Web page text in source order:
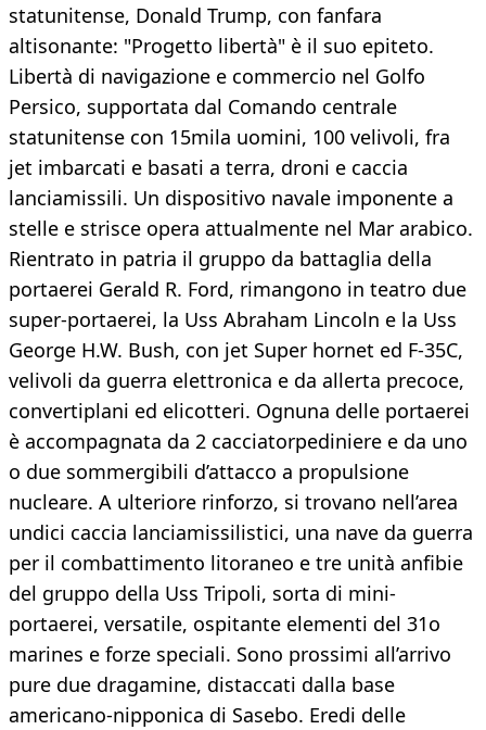
statunitense, Donald Trump, con fanfara
altisonante: "Progetto libertà" è il suo epiteto.
Libertà di navigazione e commercio nel Golfo
Persico, supportata dal Comando centrale
statunitense con 15mila uomini, 100 velivoli, fra
jet imbarcati e basati a terra, droni e caccia
lanciamissili. Un dispositivo navale imponente a
stelle e strisce opera attualmente nel Mar arabico.
Rientrato in patria il gruppo da battaglia della
portaerei Gerald R. Ford, rimangono in teatro due
super-portaerei, la Uss Abraham Lincoln e la Uss
George H.W. Bush, con jet Super hornet ed F-35C,
velivoli da guerra elettronica e da allerta precoce,
convertiplani ed elicotteri. Ognuna delle portaerei
è accompagnata da 2 cacciatorpediniere e da uno
o due sommergibili d’attacco a propulsione
nucleare. A ulteriore rinforzo, si trovano nell’area
undici caccia lanciamissilistici, una nave da guerra
per il combattimento litoraneo e tre unità anfibie
del gruppo della Uss Tripoli, sorta di mini-
portaerei, versatile, ospitante elementi del 31o
marines e forze speciali. Sono prossimi all’arrivo
pure due dragamine, distaccati dalla base
americano-nipponica di Sasebo. Eredi delle